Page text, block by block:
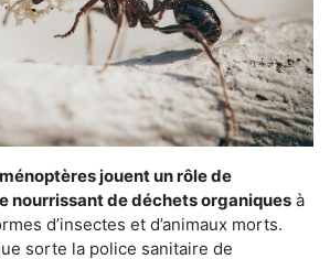
jouent un rôle de
nourrissant de déchets organiques à
d’insectes et d’animaux morts.
sorte la police sanitaire de